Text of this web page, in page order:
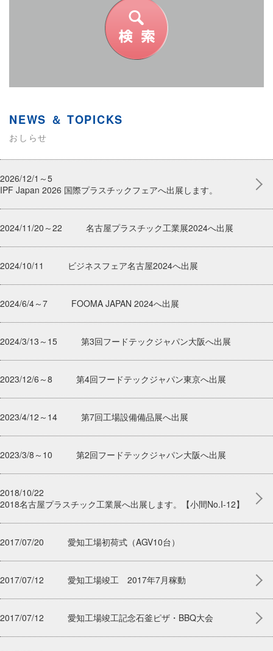
NEWS ＆ TOPICKS
おしらせ
2026/12/1～5
IPF Japan 2026 国際プラスチックフェアへ出展します。
2024/11/20～22 名古屋プラスチック工業展2024へ出展
2024/10/11 ビジネスフェア名古屋2024へ出展
2024/6/4～7 FOOMA JAPAN 2024へ出展
2024/3/13～15 第3回フードテックジャパン大阪へ出展
2023/12/6～8 第4回フードテックジャパン東京へ出展
2023/4/12～14 第7回工場設備備品展へ出展
2023/3/8～10 第2回フードテックジャパン大阪へ出展
2018/10/22
2018名古屋プラスチック工業展へ出展します。【小間No.I-12】
2017/07/20 愛知工場初荷式（AGV10台）
2017/07/12 愛知工場竣工 2017年7月稼動
2017/07/12 愛知工場竣工記念石釜ピザ・BBQ大会